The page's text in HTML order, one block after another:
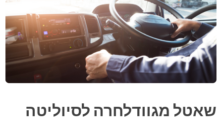
שאטל מגוודלחרה לסיוליטה